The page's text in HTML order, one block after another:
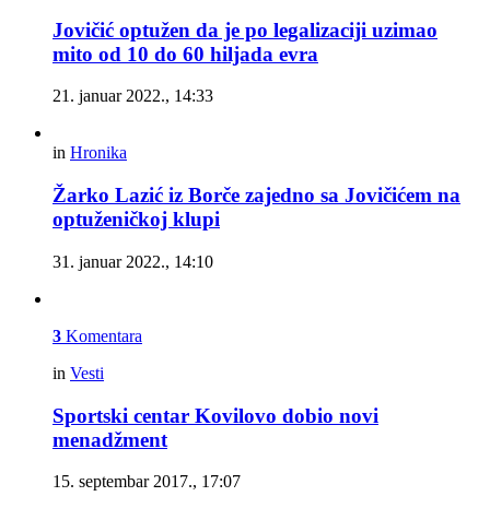
Jovičić optužen da je po legalizaciji uzimao
mito od 10 do 60 hiljada evra
21. januar 2022., 14:33
in Hronika
Žarko Lazić iz Borče zajedno sa Jovičićem na
optuženičkoj klupi
31. januar 2022., 14:10
3 Komentara
in Vesti
Sportski centar Kovilovo dobio novi
menadžment
15. septembar 2017., 17:07